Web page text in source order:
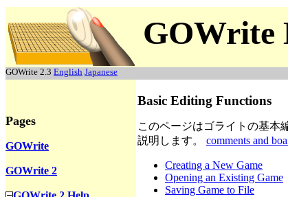
GOWrite
GOWrite 2.3 English Japanese
Basic Editing Functions
このページはゴライトの基本
説明します。 comments and
Creating a New Game
Opening an Existing Game
Saving Game to File
Pages
GOWrite
GOWrite 2